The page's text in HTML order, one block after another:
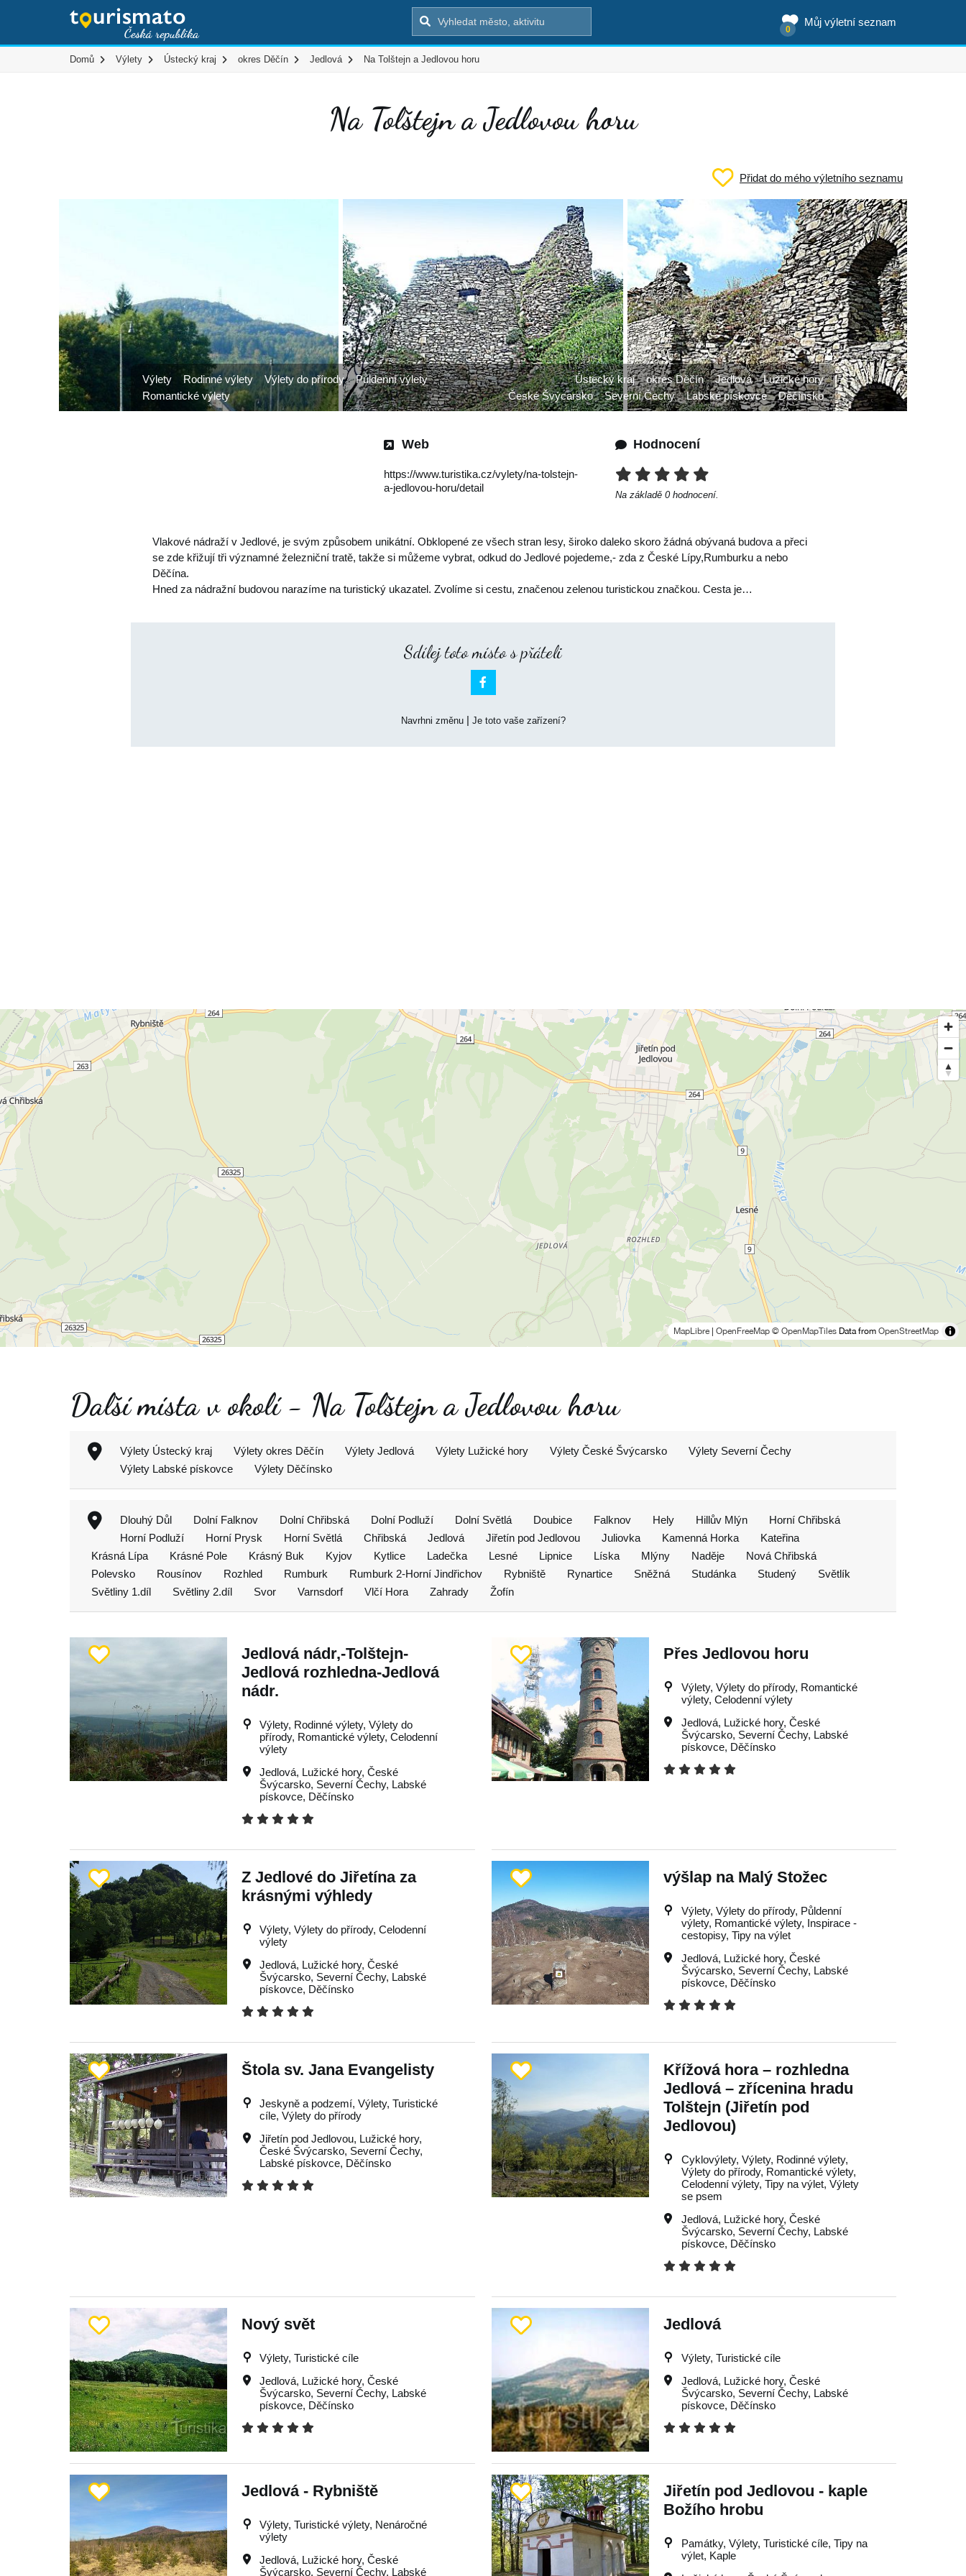
Můj výletní seznam
0
Domů Výlety Ústecký kraj okres Děčín Jedlová Na Tolštejn a Jedlovou horu
Na Tolštejn a Jedlovou horu
Přidat do mého výletního seznamu
Web
https://www.turistika.cz/vylety/na-tolstejn-
a-jedlovou-horu/detail
Hodnocení
Na základě 0 hodnocení.
Vlakové nádraží v Jedlové, je svým způsobem unikátní. Obklopené ze všech stran lesy, široko daleko skoro žádná obývaná budova a přeci
se zde křižují tři významné železniční tratě, takže si můžeme vybrat, odkud do Jedlové pojedeme,- zda z České Lípy,Rumburku a nebo
Děčína.
Hned za nádražní budovou narazíme na turistický ukazatel. Zvolíme si cestu, značenou zelenou turistickou značkou. Cesta je…
Výlety Rodinné výlety Výlety do přírody
Půldenní výlety
Romantické výlety
Ústecký kraj okres Děčín Jedlová
Lužické hory
České Švýcarsko
Severní Čechy Labské pískovce Děčínsko
Sdílej toto místo s přáteli

Navrhni změnu| Je toto vaše zařízení?
MapLibre OpenFreeMap © OpenMapTiles Data from OpenStreetMap
Další místa v okolí - Na Tolštejn a Jedlovou horu
Výlety Ústecký kraj Výlety okres Děčín Výlety Jedlová Výlety Lužické hory Výlety České Švýcarsko
Výlety Severní Čechy
Výlety Labské pískovce
Výlety Děčínsko
Dlouhý Důl Dolní Falknov Dolní Chřibská Dolní Podluží Dolní Světlá Doubice Falknov Hely Hillův Mlýn
Horní Chřibská
Horní Podluží
Horní Prysk Horní Světlá Chřibská Jedlová Jiřetín pod Jedlovou Juliovka Kamenná Horka
Kateřina
Krásná Lípa
Krásné Pole Krásný Buk Kyjov Kytlice Ladečka Lesné Lipnice Líska Mlýny Naděje
Nová Chřibská
Polevsko
Rousínov Rozhled Rumburk Rumburk 2-Horní Jindřichov Rybniště Rynartice Sněžná Studánka Studený
Světlík
Světliny 1.díl
Světliny 2.díl Svor Varnsdorf Vlčí Hora Zahrady Žofín
Jedlová nádr,-Tolštejn-
Jedlová rozhledna-Jedlová
nádr.
Výlety, Rodinné výlety, Výlety do
přírody, Romantické výlety, Celodenní
výlety
Jedlová, Lužické hory,České
Švýcarsko, Severní Čechy, Labské
pískovce, Děčínsko
Přes Jedlovou horu
Výlety, Výlety do přírody, Romantické
výlety, Celodenní výlety
Jedlová, Lužické hory, České
Švýcarsko, Severní Čechy, Labské
pískovce, Děčínsko
Z Jedlové do Jiřetína za
krásnými výhledy
Výlety, Výlety do přírody, Celodenní
výlety
Jedlová, Lužické hory,České
Švýcarsko, Severní Čechy, Labské
pískovce, Děčínsko
výšlap na Malý Stožec
Výlety, Výlety do přírody, Půldenní
výlety, Romantické výlety, Inspirace -
cestopisy, Tipy na výlet
Jedlová, Lužické hory, České
Švýcarsko, Severní Čechy, Labské
pískovce, Děčínsko
Štola sv. Jana Evangelisty
Jeskyně a podzemí, Výlety, Turistické
cíle, Výlety do přírody
Jiřetín pod Jedlovou, Lužické hory,
České Švýcarsko, Severní Čechy,
Labské pískovce, Děčínsko
Křížová hora – rozhledna
Jedlová – zřícenina hradu
Tolštejn (Jiřetín pod
Jedlovou)
Cyklovýlety, Výlety, Rodinné výlety,
Výlety do přírody, Romantické výlety,
Celodenní výlety, Tipy na výlet, Výlety
se psem
Jedlová, Lužické hory, České
Švýcarsko, Severní Čechy, Labské
pískovce, Děčínsko
Nový svět
Výlety, Turistické cíle
Jedlová, Lužické hory,České
Švýcarsko, Severní Čechy, Labské
pískovce, Děčínsko
Jedlová
Výlety, Turistické cíle
Jedlová, Lužické hory, České
Švýcarsko, Severní Čechy, Labské
pískovce, Děčínsko
Jedlová - Rybniště
Výlety, Turistické výlety, Nenáročné
výlety
Jedlová, Lužické hory,České
Švýcarsko, Severní Čechy, Labské
Jiřetín pod Jedlovou - kaple
Božího hrobu
Památky, Výlety, Turistické cíle, Tipy na
výlet, Kaple